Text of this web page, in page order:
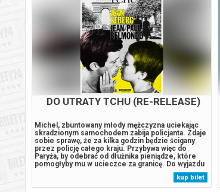
DO UTRATY TCHU (RE-RELEASE)
Michel, zbuntowany młody mężczyzna uciekając
skradzionym samochodem zabija policjanta. Zdaje
sobie sprawę, że za kilka godzin będzie ścigany
przez policję całego kraju. Przybywa więc do
Paryża, by odebrać od dłużnika pieniądze, które
pomogłyby mu w ucieczce za granicę. Do wyjazdu
namawia także piękną Amerykankę, z którą łączy
go niesprecyzowane uczucie. Sprawy zaczynają
się komplikować, gdy okazuje...
kup bilet